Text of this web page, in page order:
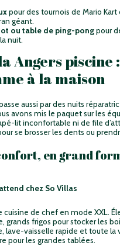
pour des tournois de Mario Kart
géant.
ou table de ping-pongpour
nuit.
Angers piscine
à la maison
aussi par des nuits
avons mis le paquet sur les
lit inconfortable ni de file
se brosser les dents ou
en grand
chez So Villas
cuisine de chef en mode XXL.
grands frigos pour stocker les
lave-vaisselle rapide et toute la
pour les grandes tablées.